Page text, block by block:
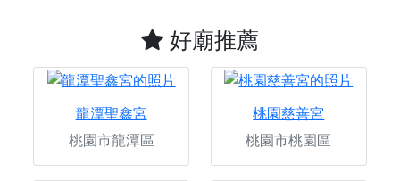
好廟推薦
龍潭聖鑫宮
桃園市龍潭區
桃園慈善宮
桃園市桃園區